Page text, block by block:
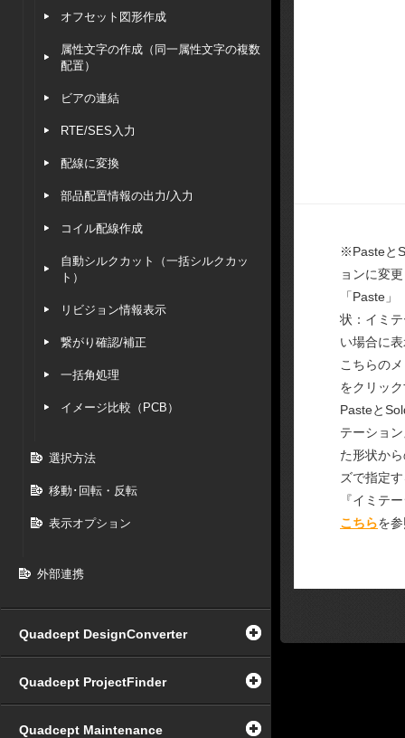
オフセット図形作成
属性文字の作成（同一属性文字の複数
配置）
ビアの連結
RTE/SES入力
配線に変換
部品配置情報の出力/入力
コイル配線作成
自動シルクカット（一括シルクカッ
ト）
リビジョン情報表示
繋がり確認/補正
一括角処理
イメージ比較（PCB）
選択方法
移動･回転・反転
表示オプション
外部連携
Quadcept DesignConverter
Quadcept ProjectFinder
Quadcept Maintenance
※Pasteと
ョンに変
「Paste
状：イミ
い場合に
こちらの
をクリッ
Pasteと
テーショ
た形状か
ズで指定
『イミテ
こちらを